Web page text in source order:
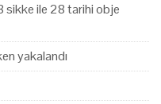
sikke ile 28 tarihi obje
yakalandı